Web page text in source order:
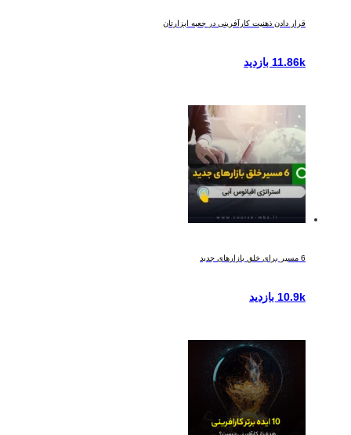
قرار دادن ذهنیت کارآفرینی در جعبه ابزارتان
11.86k بازدید
6 مسیر برای خلق بازارهای جدید
10.9k بازدید